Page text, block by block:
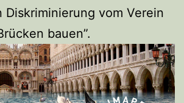
Diskriminierung vom Verein
bauen”.